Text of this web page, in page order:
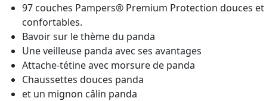
97 couches Pampers® Premium Protection douces et
confortables.
Bavoir sur le thème du panda
Une veilleuse panda avec ses avantages
Attache-tétine avec morsure de panda
Chaussettes douces panda
et un mignon câlin panda